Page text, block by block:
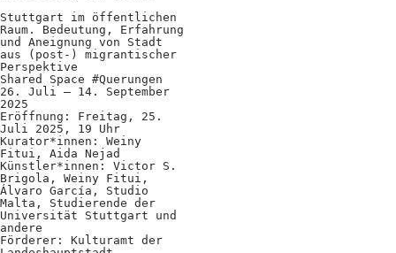
Stuttgart im öffentlichen
Raum. Bedeutung, Erfahrung
und Aneignung von Stadt
aus (post-) migrantischer
Perspektive
Shared Space #Querungen
26. Juli – 14. September
2025
Eröffnung: Freitag, 25.
Juli 2025, 19 Uhr
Kurator*innen: Weiny
Fitui, Aida Nejad
Künstler*innen: Victor S.
Brigola, Weiny Fitui,
Álvaro García, Studio
Malta, Studierende der
Universität Stuttgart und
andere
Förderer: Kulturamt der